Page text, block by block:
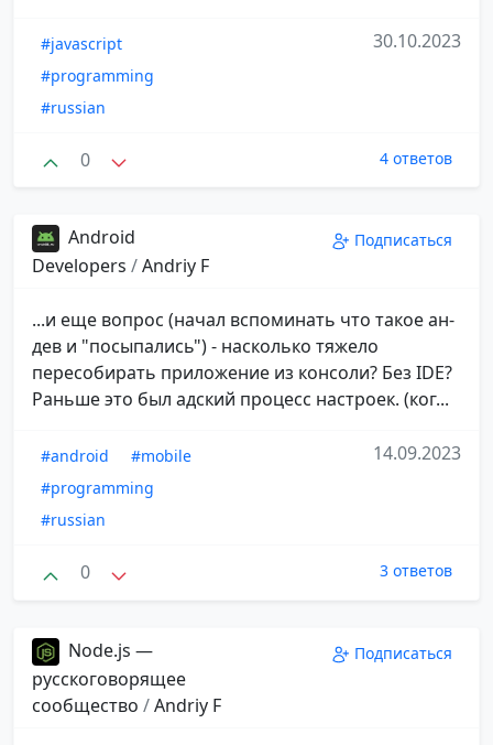
#javascript
#programming
#russian
30.10.2023
0 4 ответов
Android
Developers /Andriy F
Подписаться
...и еще вопрос (начал вспоминать что такое ан-
дев и "посыпались") - насколько тяжело
пересобирать приложение из консоли? Без IDE?
Раньше это был адский процесс настроек. (ког...
#android
#mobile
#programming
#russian
14.09.2023
0 3 ответов
Node.js —
русскоговорящее
сообщество /Andriy F
Подписаться